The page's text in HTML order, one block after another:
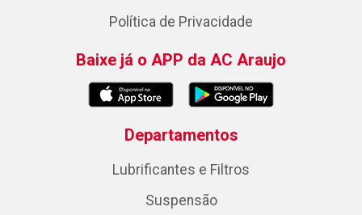
Política de Privacidade
Baixe já o APP da AC Araujo
Departamentos
Lubrificantes e Filtros
Suspensão